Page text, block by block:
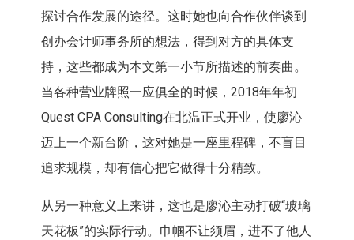
探讨合作发展的途径。这时她也向合作伙伴谈到
创办会计师事务所的想法，得到对方的具体支
持，这些都成为本文第一小节所描述的前奏曲。
当各种营业牌照一应俱全的时候，2018年年初
Quest CPA Consulting在北温正式开业，使廖沁
迈上一个新台阶，这对她是一座里程碑，不盲目
追求规模，却有信心把它做得十分精致。
从另一种意义上来讲，这也是廖沁主动打破“玻璃
天花板”的实际行动。巾帼不让须眉，进不了他人